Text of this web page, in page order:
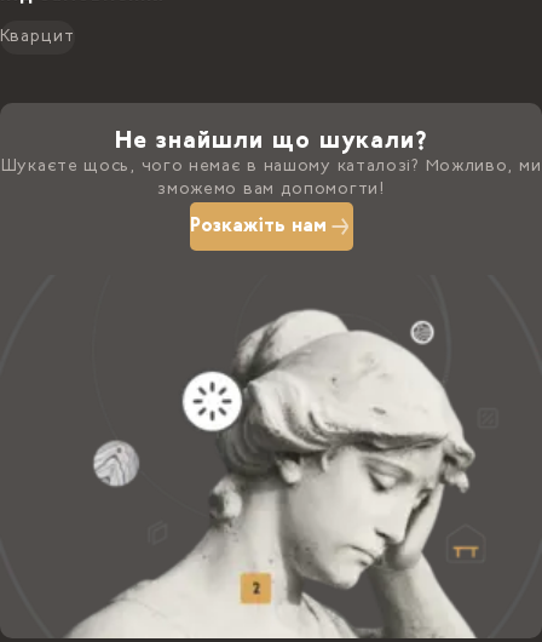
Кварцит
Не знайшли що шукали?
Шукаєте щось, чого немає в нашому каталозі? Можливо, ми
зможемо вам допомогти!
Розкажіть нам